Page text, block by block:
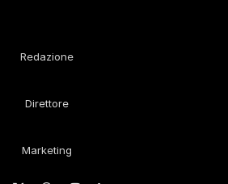
Redazione
Direttore
Marketing